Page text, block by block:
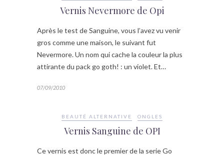
Vernis Nevermore de Opi
Après le test de Sanguine, vous l’avez vu venir
gros comme une maison, le suivant fut
Nevermore. Un nom qui cache la couleur la plus
attirante du pack go goth! : un violet. Et…
07/09/2010
BEAUTÉ ALTERNATIVE ONGLES
Vernis Sanguine de OPI
Ce vernis est donc le premier de la serie Go